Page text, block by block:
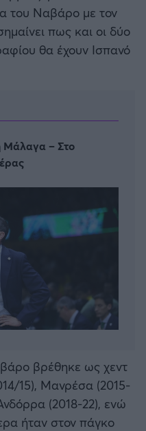
του Ναβάρο με τον
πως και οι δύο
θα έχουν Ισπανό
Μάλαγα – Στο
βρέθηκε ως χεντ
15), Μανρέσα (2015-
(2018-22), ενώ
ήταν στον πάγκο